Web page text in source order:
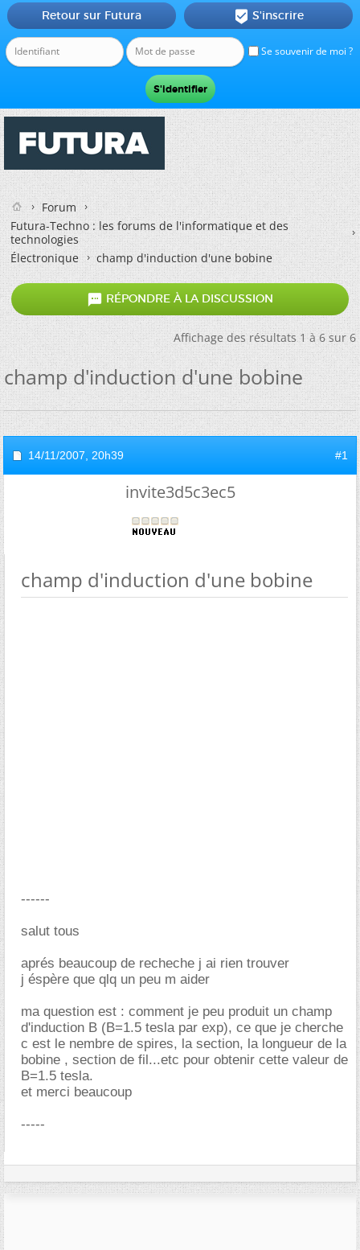
Se souvenir de moi ?
Retour sur Futura  S'inscrire
Forum
Futura-Techno : les forums de l'informatique et des
technologies
Électronique
champ d'induction d'une bobine
 RÉPONDRE À LA DISCUSSION
Affichage des résultats 1 à 6 sur 6
champ d'induction d'une bobine
14/11/2007, 20h39 #1
invite3d5c3ec5
champ d'induction d'une bobine
------
salut tous
aprés beaucoup de recheche j ai rien trouver
j éspère que qlq un peu m aider
ma question est : comment je peu produit un champ
d'induction B (B=1.5 tesla par exp), ce que je cherche
c est le nembre de spires, la section, la longueur de la
bobine , section de fil...etc pour obtenir cette valeur de
B=1.5 tesla.
et merci beaucoup
-----